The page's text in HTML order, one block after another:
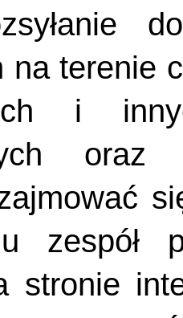
na terenie
i
oraz
zespół
stronie